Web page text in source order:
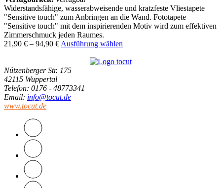
Widerstandsfähige, wasserabweisende und kratzfeste Vliestapete
"Sensitive touch" zum Anbringen an die Wand. Fototapete
"Sensitive touch" mit dem inspirierenden Motiv wird zum effektiven
Zimmerschmuck jeden Raumes.
21,90 € – 94,90 € Ausführung wählen
Nützenberger Str. 175
42115 Wuppertal
Telefon: 0176 - 48773341
Email: info@tocut.de
www.tocut.de